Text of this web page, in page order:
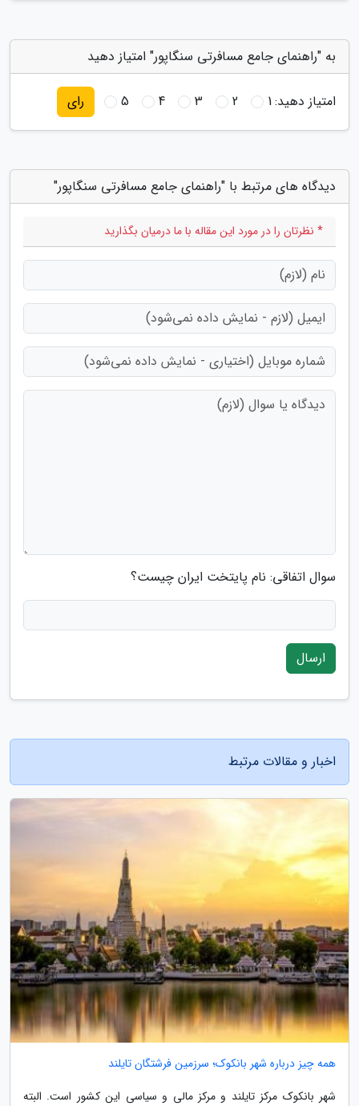
به "راهنمای جامع مسافرتی سنگاپور" امتیاز دهید
امتیاز دهید:1
2
3
4
5 رای
دیدگاه های مرتبط با "راهنمای جامع مسافرتی سنگاپور"
* نظرتان را در مورد این مقاله با ما درمیان بگذارید
سوال اتفاقی: نام پایتخت ایران چیست؟
ارسال
اخبار و مقالات مرتبط
همه چیز درباره شهر بانکوک؛ سرزمین فرشتگان تایلند
شهر بانکوک مرکز تایلند و مرکز مالی و سیاسی این کشور است. البته